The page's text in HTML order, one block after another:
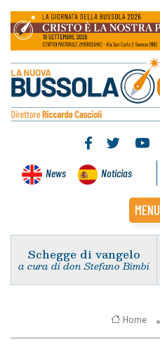
News Noticias
MENU
Schegge di vangelo
a cura di don Stefano Bimbi
Home